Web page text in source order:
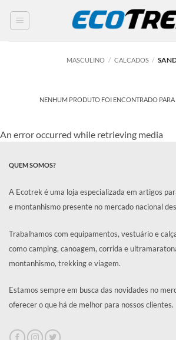
CONTENT
MASCULINO / CALCADOS /
NENHUM PRODUTO FOI ENCONTRADO PARA
An error occurred while retrieving media
QUEM SOMOS?
A Ecotrek é uma loja especializada em artigos
e montanhismo presente no mercado nacional
Trabalhamos com equipamentos, vestuário e
como camping, canoagem, corrida e
montanhismo, trekking e viagem.
Estamos sempre em busca das novidades no
oferecer o que há de melhor para nossos clientes.